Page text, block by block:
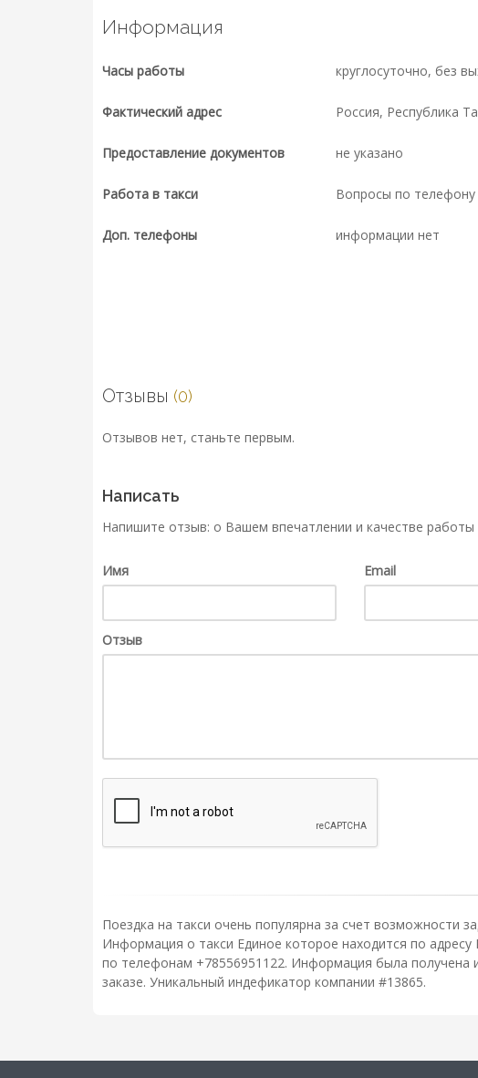
Информация
Часы работы круглосуточно, без
Фактический адрес Россия, Республика
Предоставление документов не указано
Работа в такси Вопросы по телефону
Доп. телефоны информации нет
Отзывы (0)
Отзывов нет, станьте первым.
Написать
Напишите отзыв: о Вашем впечатлении и качестве
Имя Email
Отзыв
Поездка на такси очень популярна за счет возможности
Информация о такси Единое которое находится по
по телефонам +78556951122. Информация была получена
заказе. Уникальный индефикатор компании #13865.